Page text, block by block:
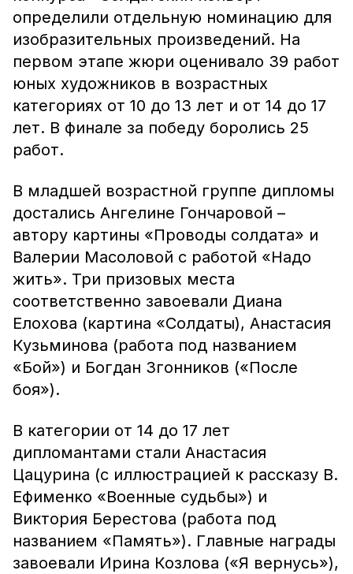
определили отдельную номинацию для
изобразительных произведений. На
первом этапе жюри оценивало 39 работ
юных художников в возрастных
категориях от 10 до 13 лет и от 14 до 17
лет. В финале за победу боролись 25
работ.
В младшей возрастной группе дипломы
достались Ангелине Гончаровой –
автору картины «Проводы солдата» и
Валерии Масоловой с работой «Надо
жить». Три призовых места
соответственно завоевали Диана
Елохова (картина «Солдаты), Анастасия
Кузьминова (работа под названием
«Бой») и Богдан Згонников («После
боя»).
В категории от 14 до 17 лет
дипломантами стали Анастасия
Цацурина (с иллюстрацией к рассказу В.
Ефименко «Военные судьбы») и
Виктория Берестова (работа под
названием «Память»). Главные награды
завоевали Ирина Козлова («Я вернусь»),